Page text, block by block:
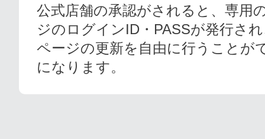
公式店舗の承認がされると、専用
ジのログインID・PASSが発行さ
ページの更新を自由に行うことが
になります。